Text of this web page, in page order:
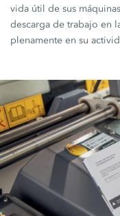
vida útil de sus
descarga de trabajo en
plenamente en su